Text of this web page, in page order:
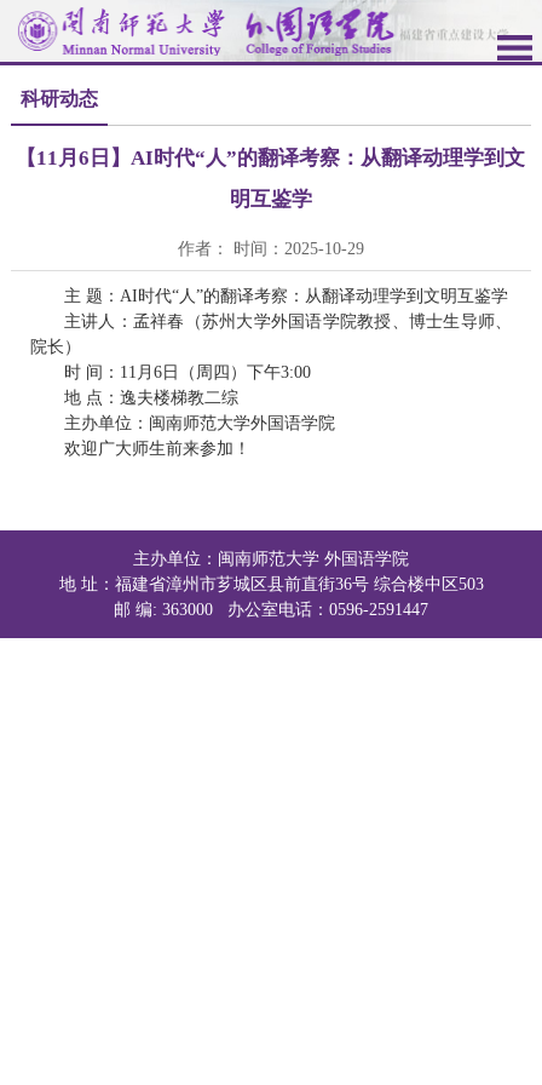
科研动态
【11月6日】AI时代“人”的翻译考察：从翻译动理学到文
明互鉴学
作者： 时间：2025-10-29
主 题：AI时代“人”的翻译考察：从翻译动理学到文明互鉴学
主讲人：孟祥春（苏州大学外国语学院教授、博士生导师、
院长）
时 间：11月6日（周四）下午3:00
地 点：逸夫楼梯教二综
主办单位：闽南师范大学外国语学院
欢迎广大师生前来参加！
主办单位：闽南师范大学 外国语学院
地 址：福建省漳州市芗城区县前直街36号 综合楼中区503
邮 编: 363000 办公室电话：0596-2591447